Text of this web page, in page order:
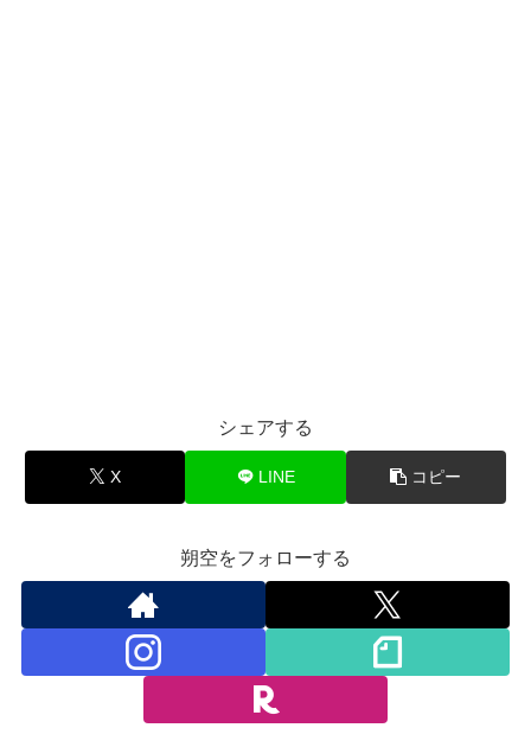
シェアする
X LINE コピー
朔空をフォローする